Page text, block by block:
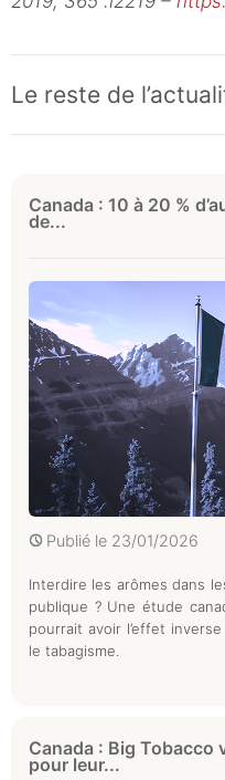
Le reste de
Canada : 10 à 20 %
de...
Publié le 23/01/2026
Interdire les arômes dans
publique ? Une étude
pourrait avoir l’effet
le tabagisme.
Canada : Big Tobacco
pour leur...